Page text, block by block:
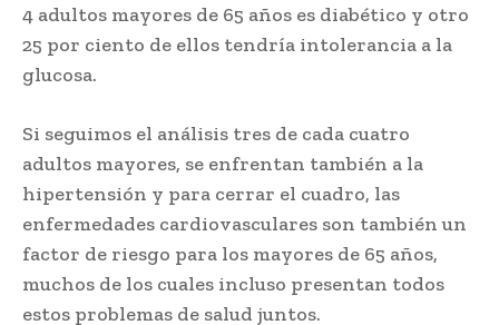
4 adultos mayores de 65 años es diabético y otro
25 por ciento de ellos tendría intolerancia a la
glucosa.
Si seguimos el análisis tres de cada cuatro
adultos mayores, se enfrentan también a la
hipertensión y para cerrar el cuadro, las
enfermedades cardiovasculares son también un
factor de riesgo para los mayores de 65 años,
muchos de los cuales incluso presentan todos
estos problemas de salud juntos.